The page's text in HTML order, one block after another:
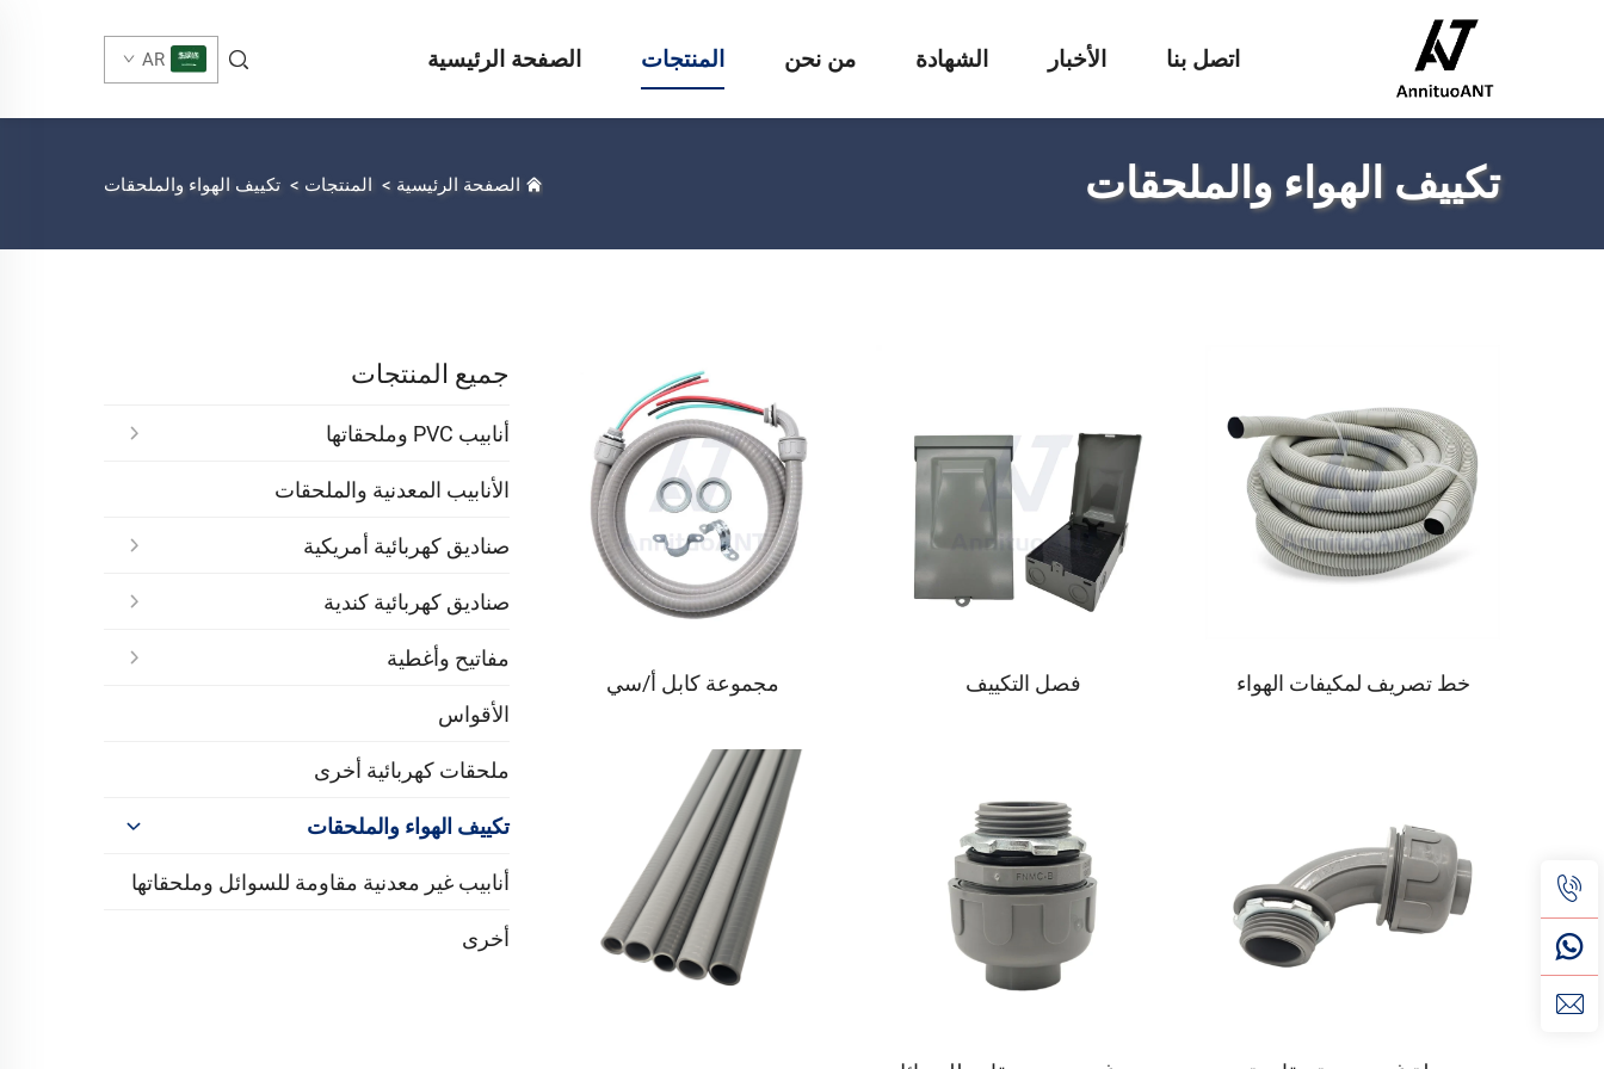
الصفحة الرئيسية المنتجات من نحن الشهادة الأخبار اتصل بنا AR
تكييف الهواء والملحقات الصفحة الرئيسية > المنتجات > تكييف الهواء والملحقات
جميع المنتجات
أنابيب PVC وملحقاتها
الأنابيب المعدنية والملحقات
صناديق كهربائية أمريكية
صناديق كهربائية كندية
مفاتيح وأغطية
الأقواس
ملحقات كهربائية أخرى
تكييف الهواء والملحقات
أنابيب غير معدنية مقاومة للسوائل وملحقاتها
أخرى
خط تصريف لمكيفات الهواء فصل التكييف مجموعة كابل أ/سي